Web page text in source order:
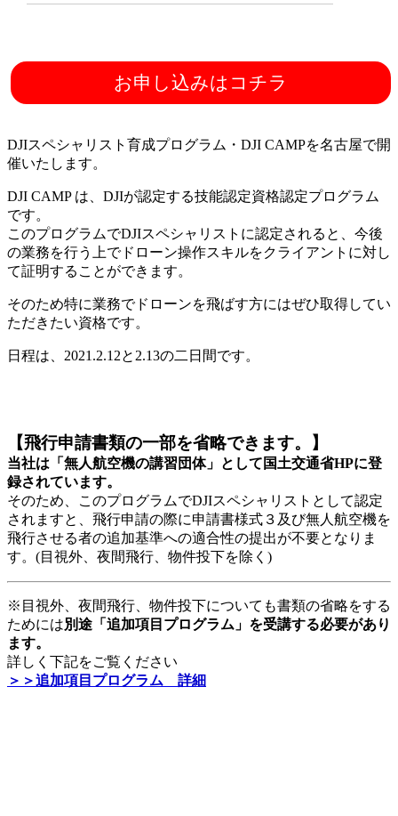
【中級】DJI CAMP スペシャ
リスト検定 基本コース(座
お申し込みはコチラ
DJIスペシャリスト育成プログラム・DJI CAMPを名古屋で開
催いたします。
DJI CAMP は、DJIが認定する技能認定資格認定プログラム
です。
このプログラムでDJIスペシャリストに認定されると、今後
の業務を行う上でドローン操作スキルをクライアントに対し
て証明することができます。
そのため特に業務でドローンを飛ばす方にはぜひ取得してい
ただきたい資格です。
日程は、2021.2.12と2.13の二日間です。
【飛行申請書類の一部を省略できます。】
当社は「無人航空機の講習団体」として国土交通省HPに登
録されています。
そのため、このプログラムでDJIスペシャリストとして認定
されますと、飛行申請の際に申請書様式３及び無人航空機を
飛行させる者の追加基準への適合性の提出が不要となりま
す。(目視外、夜間飛行、物件投下を除く)
※目視外、夜間飛行、物件投下についても書類の省略をする
ためには別途「追加項目プログラム」を受講する必要があり
ます。
詳しく下記をご覧ください
＞＞追加項目プログラム 詳細